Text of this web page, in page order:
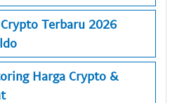
Terbaru 2026
Harga Crypto &